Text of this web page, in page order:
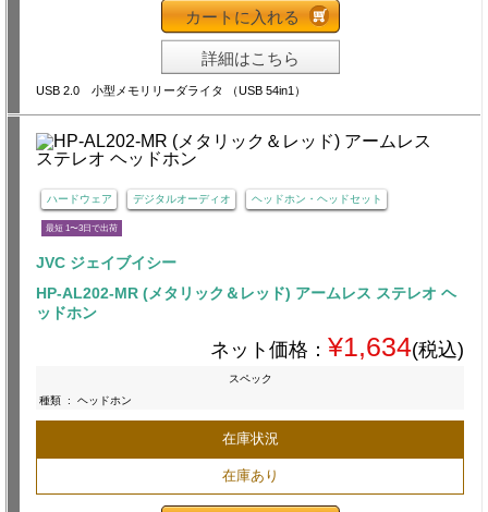
カートに入れる
詳細はこちら
USB 2.0 小型メモリリーダライタ （USB 54in1）
ハードウェア デジタルオーディオ ヘッドホン・ヘッドセット
最短 1〜3日で出荷
JVC ジェイブイシー
HP-AL202-MR (メタリック＆レッド) アームレス ステレオ ヘ
ッドホン
ネット価格： ¥1,634(税込)
スペック
種類 : ヘッドホン
在庫状況
在庫あり